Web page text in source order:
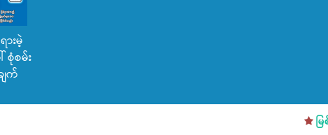
းမဲ့
စုံစမ်း
က်
မြစ်